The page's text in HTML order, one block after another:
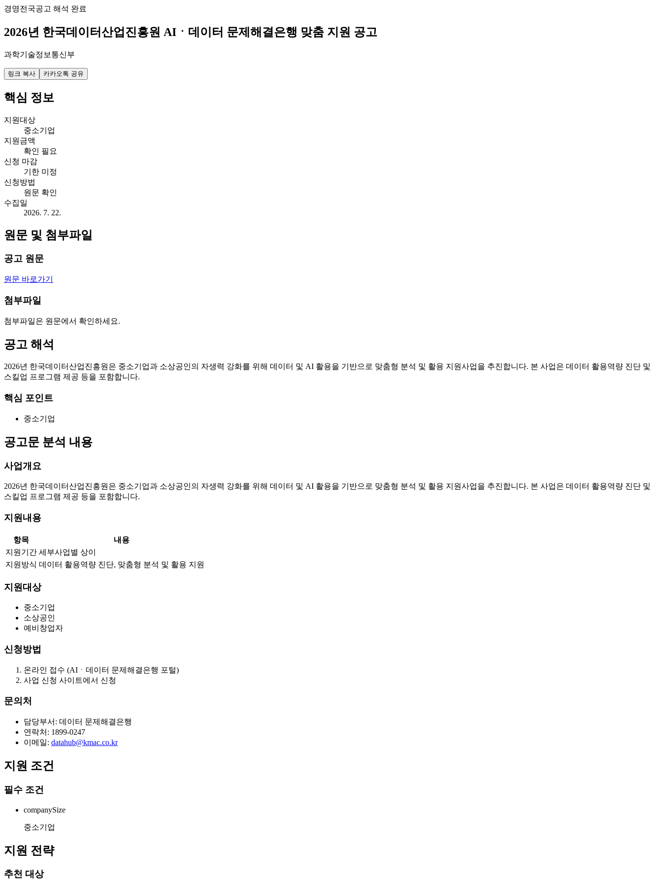
경영전국공고 해석 완료
2026년 한국데이터산업진흥원 AIㆍ데이터 문제해결은행 맞춤 지원 공고
과학기술정보통신부
링크 복사 카카오톡 공유
핵심 정보
지원대상
중소기업
지원금액
확인 필요
신청 마감
기한 미정
신청방법
원문 확인
수집일
2026. 7. 22.
원문 및 첨부파일
공고 원문
원문 바로가기
첨부파일
첨부파일은 원문에서 확인하세요.
공고 해석
2026년 한국데이터산업진흥원은 중소기업과 소상공인의 자생력 강화를 위해 데이터 및 AI 활용을 기반으로 맞춤형 분석 및 활용 지원사업을 추진합니다. 본 사업은 데이터 활용역량 진단 및
스킬업 프로그램 제공 등을 포함합니다.
핵심 포인트
중소기업
공고문 분석 내용
사업개요
2026년 한국데이터산업진흥원은 중소기업과 소상공인의 자생력 강화를 위해 데이터 및 AI 활용을 기반으로 맞춤형 분석 및 활용 지원사업을 추진합니다. 본 사업은 데이터 활용역량 진단 및
스킬업 프로그램 제공 등을 포함합니다.
지원내용
항목
내용
지원기간 세부사업별 상이
지원방식 데이터 활용역량 진단, 맞춤형 분석 및 활용 지원
지원대상
중소기업
소상공인
예비창업자
신청방법
온라인 접수 (AIㆍ데이터 문제해결은행 포털)
사업 신청 사이트에서 신청
문의처
담당부서: 데이터 문제해결은행
연락처: 1899-0247
이메일: datahub@kmac.co.kr
지원 조건
필수 조건
companySize
중소기업
지원 전략
추천 대상